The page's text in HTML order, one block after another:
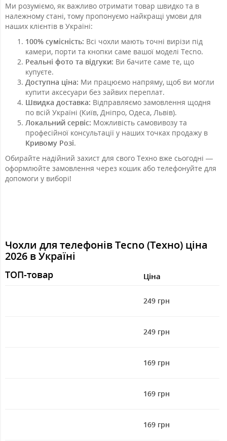
Ми розуміємо, як важливо отримати товар швидко та в
належному стані, тому пропонуємо найкращі умови для
наших клієнтів в Україні:
100% сумісність: Всі чохли мають точні вирізи під
камери, порти та кнопки саме вашої моделі Tecno.
Реальні фото та відгуки: Ви бачите саме те, що
купуєте.
Доступна ціна: Ми працюємо напряму, щоб ви могли
купити аксесуари без зайвих переплат.
Швидка доставка: Відправляємо замовлення щодня
по всій Україні (Київ, Дніпро, Одеса, Львів).
Локальний сервіс: Можливість самовивозу та
професійної консультації у наших точках продажу в
Кривому Розі.
Обирайте надійний захист для свого Техно вже сьогодні —
оформлюйте замовлення через кошик або телефонуйте для
допомоги у виборі!
Чохли для телефонів Tecno (Техно) ціна
2026 в Україні
ТОП-товар Ціна
249 грн
249 грн
169 грн
169 грн
169 грн